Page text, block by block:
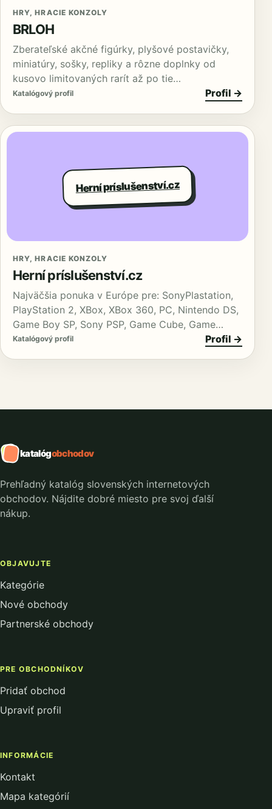
HRY, HRACIE KONZOLY
BRLOH
Zberateľské akčné figúrky, plyšové postavičky,
miniatúry, sošky, repliky a rôzne doplnky od
kusovo limitovaných rarít až po tie…
Katalógový profil Profil →
Herní príslušenství.cz
HRY, HRACIE KONZOLY
Herní príslušenství.cz
Najväčšia ponuka v Európe pre: SonyPlastation,
PlayStation 2, XBox, XBox 360, PC, Nintendo DS,
Game Boy SP, Sony PSP, Game Cube, Game…
Katalógový profil Profil →
katalógobchodov
Prehľadný katalóg slovenských internetových
obchodov. Nájdite dobré miesto pre svoj ďalší
nákup.
OBJAVUJTE
Kategórie
Nové obchody
Partnerské obchody
PRE OBCHODNÍKOV
Pridať obchod
Upraviť profil
INFORMÁCIE
Kontakt
Mapa kategórií